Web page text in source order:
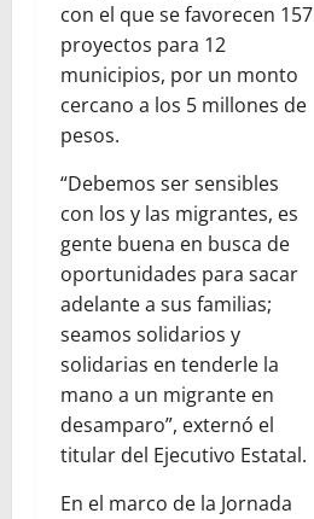
con el que se favorecen 157
proyectos para 12
municipios, por un monto
cercano a los 5 millones de
pesos.
“Debemos ser sensibles
con los y las migrantes, es
gente buena en busca de
oportunidades para sacar
adelante a sus familias;
seamos solidarios y
solidarias en tenderle la
mano a un migrante en
desamparo”, externó el
titular del Ejecutivo Estatal.
En el marco de la Jornada